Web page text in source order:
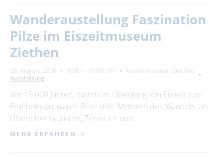
Wanderaustellung Faszination
Pilze im Eiszeitmuseum
Ziethen
08. August 2026 10:00 – 15:00 Uhr
Eiszeitmuseum Ziethen
Ausstellung
Vor 15.000 Jahren, mitten im Übergang von Eiszeit zum
Frühholozän, waren Pilze stille Motoren des Wandels: als
Überlebenskünstler, Zersetzer und …
MEHR ERFAHREN